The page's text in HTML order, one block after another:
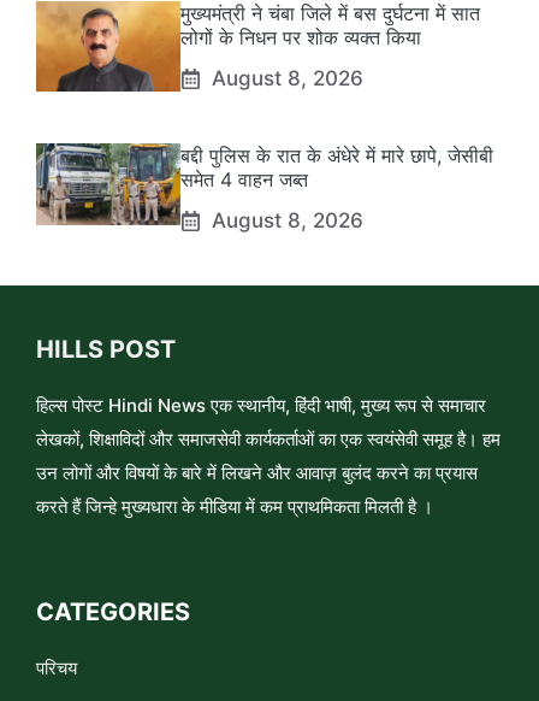
मुख्यमंत्री ने चंबा जिले में बस दुर्घटना में सात
लोगों के निधन पर शोक व्यक्त किया
August 8, 2026
बद्दी पुलिस के रात के अंधेरे में मारे छापे, जेसीबी
समेत 4 वाहन जब्त
August 8, 2026
HILLS POST
हिल्स पोस्ट Hindi News एक स्थानीय, हिंदी भाषी, मुख्य रूप से समाचार
लेखकों, शिक्षाविदों और समाजसेवी कार्यकर्ताओं का एक स्वयंसेवी समूह है। हम
उन लोगों और विषयों के बारे में लिखने और आवाज़ बुलंद करने का प्रयास
करते हैं जिन्हे मुख्यधारा के मीडिया में कम प्राथमिकता मिलती है ।
CATEGORIES
परिचय